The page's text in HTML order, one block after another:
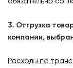
3. Отгрузка
компании,
Расходы по